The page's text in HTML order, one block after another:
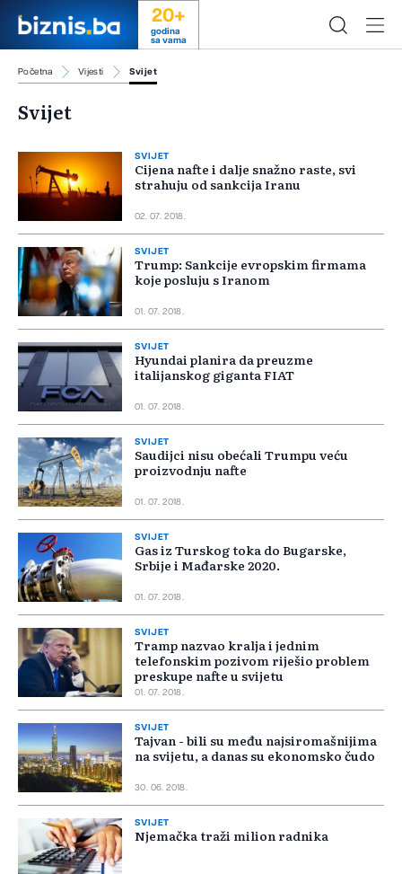
20+
godina
sa vama
Početna Vijesti Svijet
Svijet
SVIJET
Cijena nafte i dalje snažno raste, svi
strahuju od sankcija Iranu
02. 07. 2018.
SVIJET
Trump: Sankcije evropskim firmama
koje posluju s Iranom
01. 07. 2018.
SVIJET
Hyundai planira da preuzme
italijanskog giganta FIAT
01. 07. 2018.
SVIJET
Saudijci nisu obećali Trumpu veću
proizvodnju nafte
01. 07. 2018.
SVIJET
Gas iz Turskog toka do Bugarske,
Srbije i Mađarske 2020.
01. 07. 2018.
SVIJET
Tramp nazvao kralja i jednim
telefonskim pozivom riješio problem
preskupe nafte u svijetu
01. 07. 2018.
SVIJET
Tajvan - bili su među najsiromašnijima
na svijetu, a danas su ekonomsko čudo
30. 06. 2018.
SVIJET
Njemačka traži milion radnika